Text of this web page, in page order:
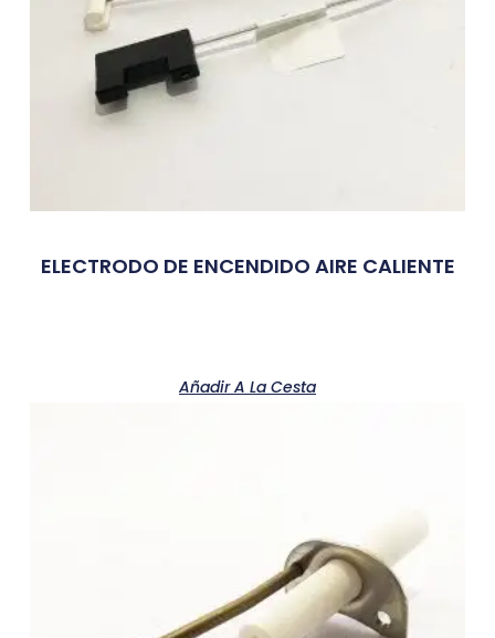
ELECTRODO DE ENCENDIDO AIRE CALIENTE
Añadir A La Cesta